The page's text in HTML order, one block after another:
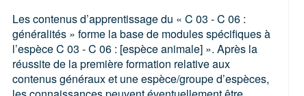
Les contenus d’apprentissage du « C 03 - C 06 :
généralités » forme la base de modules spécifiques à
l’espèce C 03 - C 06 : [espèce animale] ». Après la
réussite de la première formation relative aux
contenus généraux et une espèce/groupe d’espèces,